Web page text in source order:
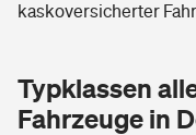
kaskoversicherter
Typklassen
Fahrzeuge in